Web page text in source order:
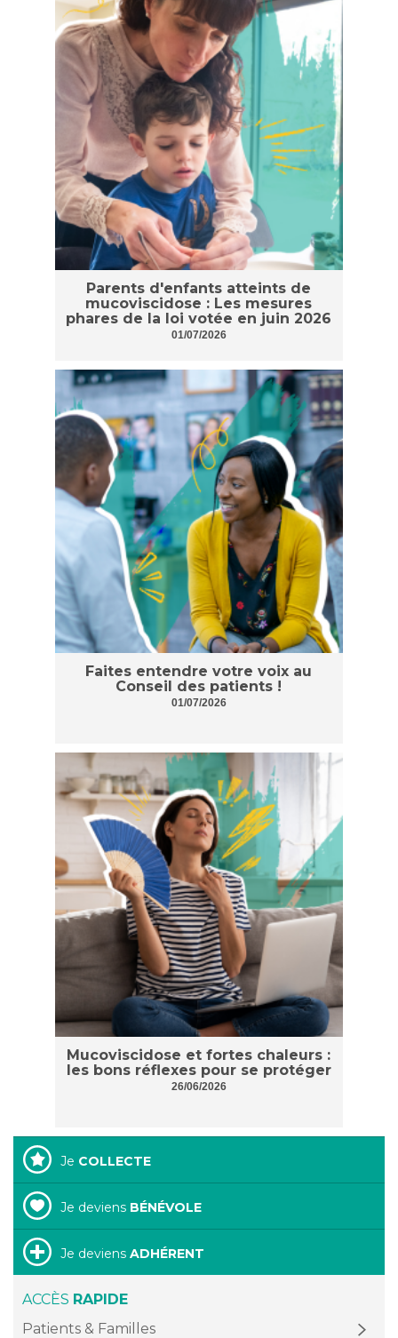
Parents d'enfants atteints de
mucoviscidose : Les mesures
phares de la loi votée en juin 2026
01/07/2026
Faites entendre votre voix au
Conseil des patients !
01/07/2026
Mucoviscidose et fortes chaleurs :
les bons réflexes pour se protéger
26/06/2026
Je COLLECTE
Je deviens BÉNÉVOLE
Je deviens ADHÉRENT
ACCÈS RAPIDE
Patients & Familles